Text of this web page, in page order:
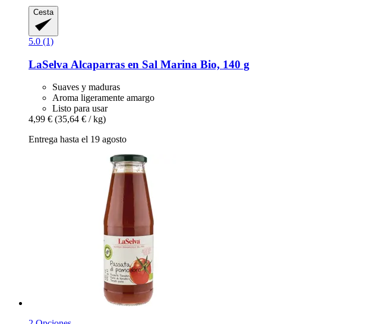
Cesta
5.0 (1)
LaSelva Alcaparras en Sal Marina Bio, 140 g
Suaves y maduras
Aroma ligeramente amargo
Listo para usar
4,99 € (35,64 € / kg)
Entrega hasta el 19 agosto